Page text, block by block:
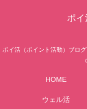
ポイ
ポイ活（ポイント活動）ブロ
HOME
ウェル活